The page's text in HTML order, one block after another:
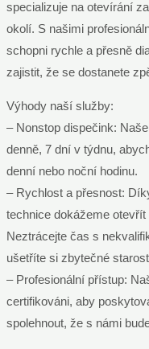
specializuje na otevírání
okolí. S našimi
schopni rychle a přesně
zajistit, že se dostanete
Výhody naší služby:
– Nonstop dispečink:
denně, 7 dní v týdnu,
denní nebo noční hodinu.
– Rychlost a přesnost:
technice dokážeme
Neztrácejte čas s
ušetříte si zbytečné
– Profesionální přístup:
certifikováni, aby
spolehnout, že s námi